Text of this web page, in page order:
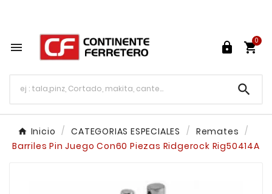
  
0

Inicio CATEGORIAS ESPECIALES
Remates
Barriles Pin Juego Con60 Piezas Ridgerock Rig50414A